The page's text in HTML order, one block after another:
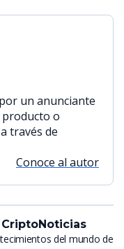
un anunciante
o
través de
Conoce al autor
del mundo de